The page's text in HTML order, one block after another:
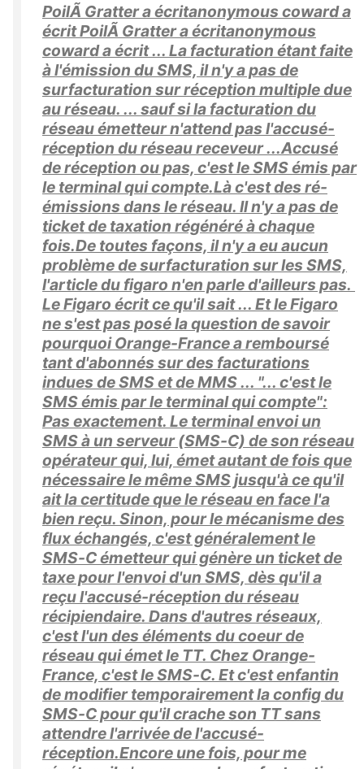
PoilÃ Gratter a écritanonymous coward a
écrit PoilÃ Gratter a écritanonymous
coward a écrit ... La facturation étant faite
à l'émission du SMS, il n'y a pas de
surfacturation sur réception multiple due
au réseau. ... sauf si la facturation du
réseau émetteur n'attend pas l'accusé-
réception du réseau receveur ...Accusé
de réception ou pas, c'est le SMS émis par
le terminal qui compte.Là c'est des ré-
émissions dans le réseau. Il n'y a pas de
ticket de taxation régénéré à chaque
fois.De toutes façons, il n'y a eu aucun
problème de surfacturation sur les SMS,
l'article du figaro n'en parle d'ailleurs pas.
Le Figaro écrit ce qu'il sait ... Et le Figaro
ne s'est pas posé la question de savoir
pourquoi Orange-France a remboursé
tant d'abonnés sur des facturations
indues de SMS et de MMS ... "... c'est le
SMS émis par le terminal qui compte":
Pas exactement. Le terminal envoi un
SMS à un serveur (SMS-C) de son réseau
opérateur qui, lui, émet autant de fois que
nécessaire le même SMS jusqu'à ce qu'il
ait la certitude que le réseau en face l'a
bien reçu. Sinon, pour le mécanisme des
flux échangés, c'est généralement le
SMS-C émetteur qui génère un ticket de
taxe pour l'envoi d'un SMS, dès qu'il a
reçu l'accusé-réception du réseau
récipiendaire. Dans d'autres réseaux,
c'est l'un des éléments du coeur de
réseau qui émet le TT. Chez Orange-
France, c'est le SMS-C. Et c'est enfantin
de modifier temporairement la config du
SMS-C pour qu'il crache son TT sans
attendre l'arrivée de l'accusé-
réception.Encore une fois, pour me